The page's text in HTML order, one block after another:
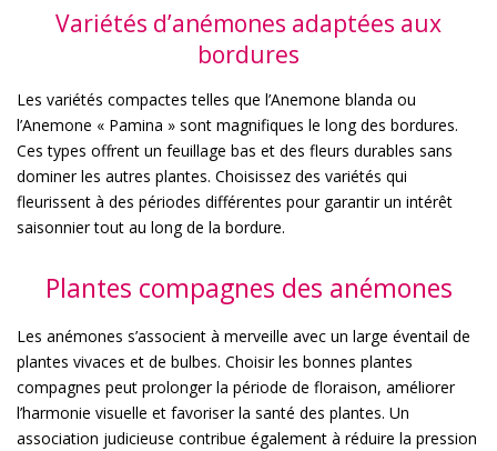
Variétés d’anémones adaptées aux
bordures
Les variétés compactes telles que l’Anemone blanda ou
l’Anemone « Pamina » sont magnifiques le long des bordures.
Ces types offrent un feuillage bas et des fleurs durables sans
dominer les autres plantes. Choisissez des variétés qui
fleurissent à des périodes différentes pour garantir un intérêt
saisonnier tout au long de la bordure.
Plantes compagnes des anémones
Les anémones s’associent à merveille avec un large éventail de
plantes vivaces et de bulbes. Choisir les bonnes plantes
compagnes peut prolonger la période de floraison, améliorer
l’harmonie visuelle et favoriser la santé des plantes. Un
association judicieuse contribue également à réduire la pression